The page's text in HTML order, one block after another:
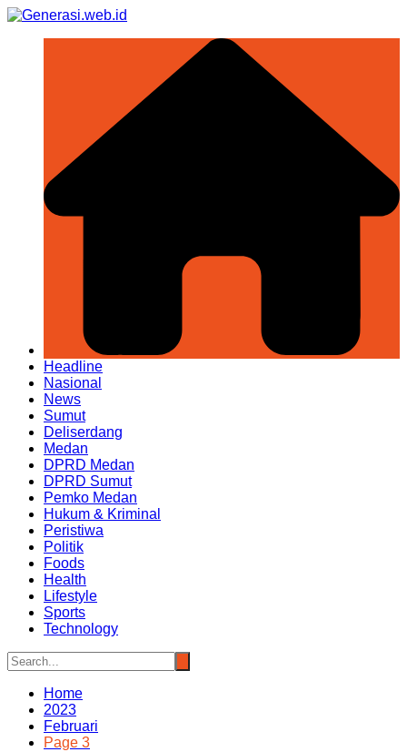
Skip
Headline
Nasional
News
Sumut
Deliserdang
Medan
DPRD Medan
DPRD Sumut
Pemko Medan
Hukum & Kriminal
Peristiwa
Politik
Foods
Health
Lifestyle
Sports
Technology
Home
2023
Februari
Page 3